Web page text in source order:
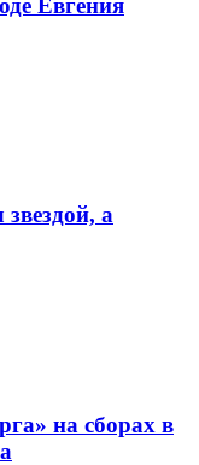
а
на сборах в